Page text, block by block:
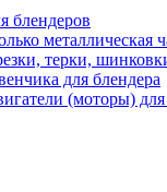
блендеров
металлическая
терки,
для блендера
(моторы)